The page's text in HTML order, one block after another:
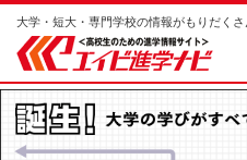
大学・短大・専門学校の情報がもりだくさ